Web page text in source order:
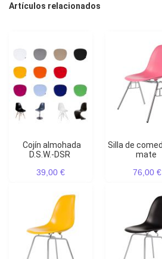
Artículos relacionados
Cojín almohada
D.S.W.-DSR
39,00 €
Silla de comedor DSS
mate
76,00 €